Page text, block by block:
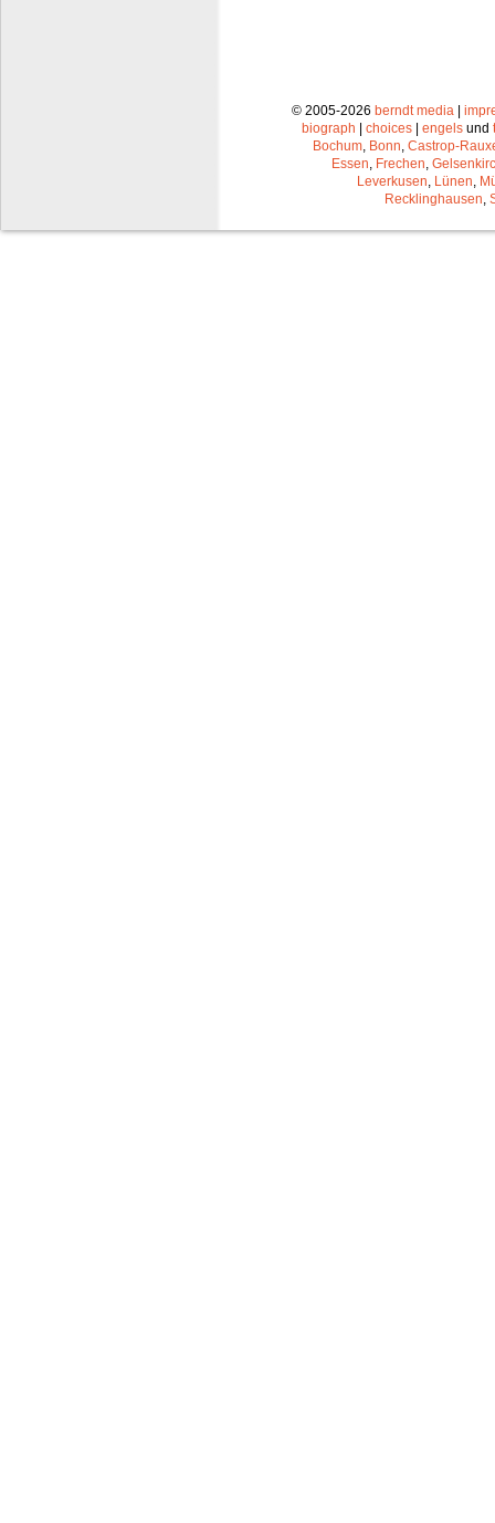
© 2005-2026 berndt media |
biograph | choices | engels und
Bochum Bonn Castrop-
Essen Frechen
Leverkusen Lünen
Recklinghausen